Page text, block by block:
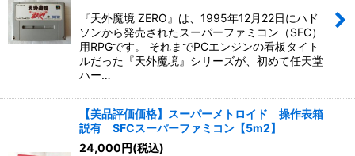
『天外魔境 ZERO』は、1995年12月22日にハド
ソンから発売されたスーパーファミコン（SFC）
用RPGです。 それまでPCエンジンの看板タイト
ルだった『天外魔境』シリーズが、初めて任天堂
ハー…
【美品評価価格】スーパーメトロイド 操作表箱
説有 SFCスーパーファミコン【5m2】
24,000円(税込)